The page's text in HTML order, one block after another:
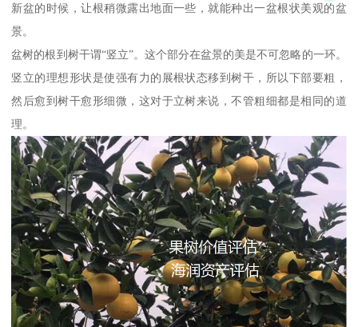
新盆的时候，让根稍微露出地面一些，就能种出一盆根状美观的盆
景。
盆树的根到树干谓“竖立”。这个部分在盆景的美是不可忽略的一环。
竖立的理想形状是使强有力的展根状态移到树干，所以下部要粗，
然后愈到树干愈形细微，这对于立树来说，不管粗细都是相同的道
理。